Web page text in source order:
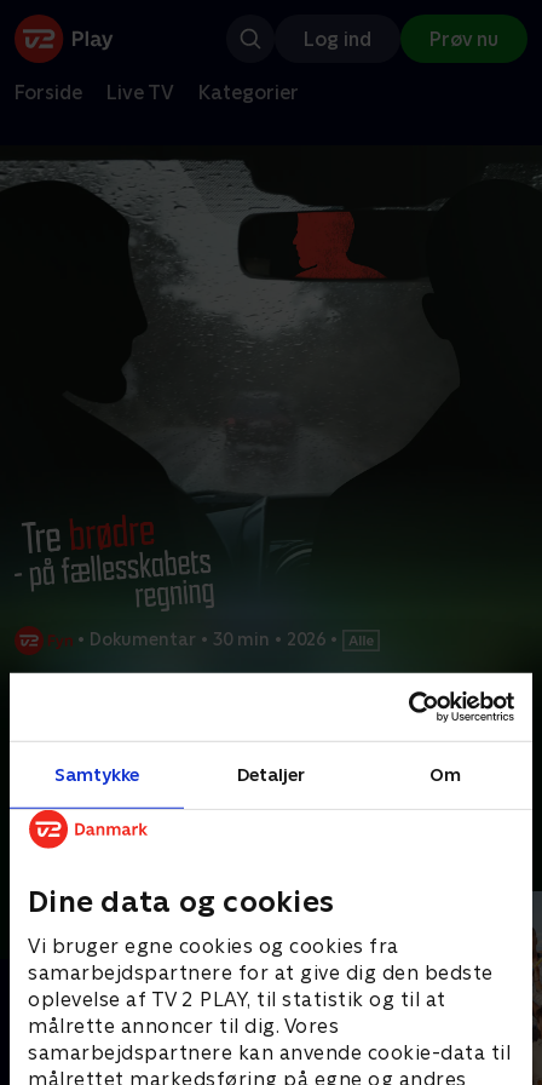
Samtykke Detaljer Om
Dine data og cookies
Vi bruger egne cookies og cookies fra
samarbejdspartnere for at give dig den bedste
oplevelse af TV 2 PLAY, til statistik og til at
målrette annoncer til dig. Vores
samarbejdspartnere kan anvende cookie-data til
målrettet markedsføring på egne og andres
Log ind Prøv nu
Forside Live TV Kategorier
• Dokumentar • 30 min • 2026 •
Tre brødre driver firmaer, hvor de kører børn i skole og ældre til
Andre så også